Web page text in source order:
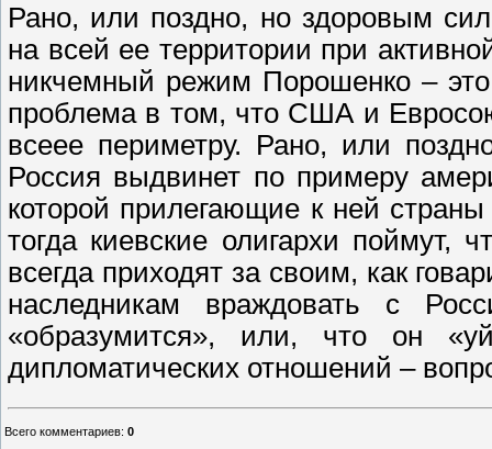
Рано, или поздно, но здоровым
на всей ее территории при
никчемный режим Порошенко –
проблема в том, что США и
всеее периметру. Рано, или
Россия выдвинет по примеру
которой прилегающие к ней
тогда киевские олигархи поймут,
всегда приходят за своим, как
наследникам враждовать с
«образумится», или, что он
дипломатических отношений –
Всего комментариев: 0